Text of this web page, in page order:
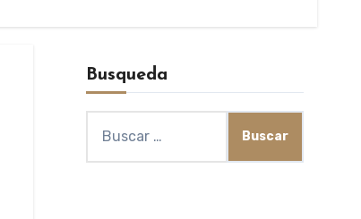
Busqueda